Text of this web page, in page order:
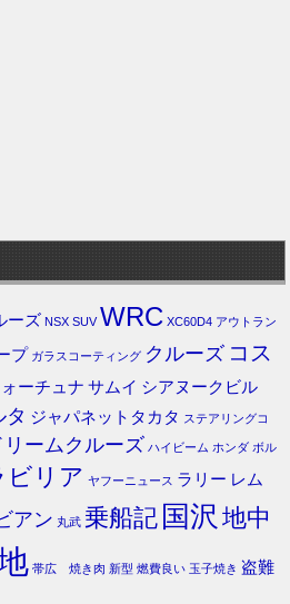
ーズ NSX SUV WRC XC60D4 アウトラン
プ ガラスコーティング クルーズ コス
ーチュナ サムイ シアヌークビル
タ ジャパネットタカタ ステアリングコ
リームクルーズ ハイビーム ホンダ ボル
ビリア ヤフーニュース ラリー レム
アン 丸武 乗船記 国沢 地中
帯広 焼き肉 新型 燃費良い 玉子焼き 盗難